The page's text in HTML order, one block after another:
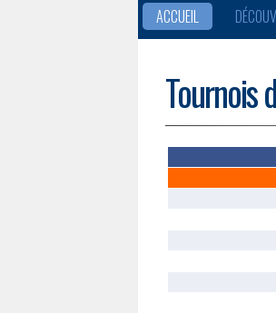
ACCUEIL
Tournois